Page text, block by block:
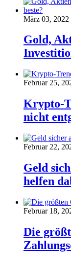
März 03, 2022
Gold,
Februar 25,
Krypto-
nicht
Februar 22,
Geld
helfen
Februar 18,
Die